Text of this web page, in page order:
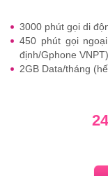
3000 phút gọi di
450 phút gọi
định/Gphone
2GB Data/tháng